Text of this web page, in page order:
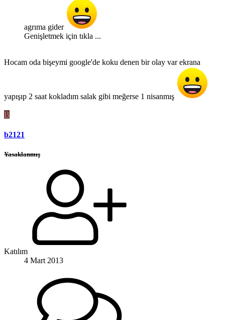
agrıma gider
Genişletmek için tıkla ...
Hocam oda bişeymi google'de koku denen bir olay var ekrana
yapışıp 2 saat kokladım salak gibi meğerse 1 nisanmış
B
b2121
Yasaklanmış
Katılım
4 Mart 2013